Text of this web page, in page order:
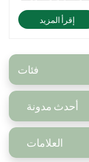
إقرأ المزيد
فئات
أحدث مدونة
العلامات